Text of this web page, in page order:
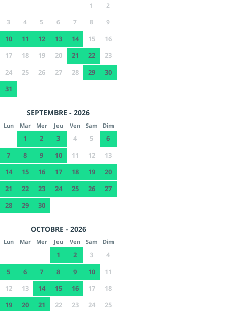
1
2
3
4 5 6 7 8 9
10 11 12 13 14 15
16
17
18 19 20 21 22
23
24
25 26 27 28 29
30
31
SEPTEMBRE - 2026
Lun Mar Mer Jeu Ven Sam Dim
1 2 3 4 5
6
7
8 9 10 11 12
13
14
15 16 17 18 19
20
21
22 23 24 25 26
27
28
29 30
OCTOBRE - 2026
Lun Mar Mer Jeu Ven Sam Dim
1 2 3
4
5
6 7 8 9 10
11
12
13 14 15 16 17
18
19
20 21 22 23 24
25